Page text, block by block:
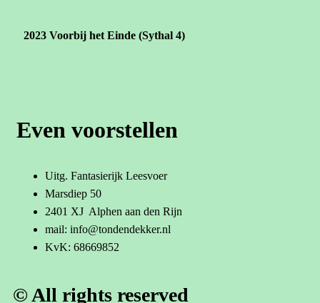
2023 Voorbij het Einde (Sythal 4)
Even voorstellen
Uitg. Fantasierijk Leesvoer
Marsdiep 50
2401 XJ Alphen aan den Rijn
mail: info@tondendekker.nl
KvK: 68669852
© All rights reserved